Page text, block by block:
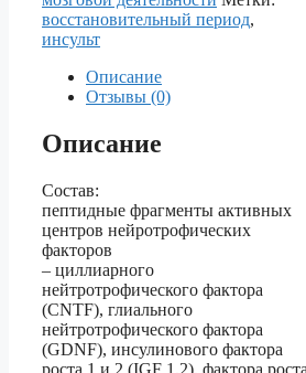
при
постинсультных
состояниях»
восстановительный период,
инсульт
Описание
Отзывы (0)
Описание
Состав:
пептидные фрагменты активных
центров нейротрофических
факторов
– циллиарного
нейтротрофического фактора
(CNTF), глиального
нейтротрофического фактора
(GDNF), инсулинового фактора
роста 1 и 2 (IGF 1,2), фактора роста